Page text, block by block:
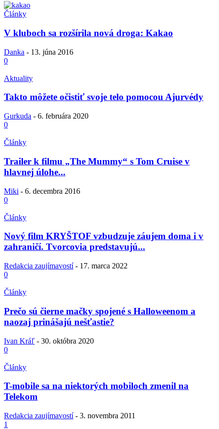
Články
V kluboch sa rozšírila nová droga: Kakao
Danka - 13. júna 2016
0
Aktuality
Takto môžete očistiť svoje telo pomocou Ajurvédy
Gurkuda - 6. februára 2020
0
Články
Trailer k filmu „The Mummy“ s Tom Cruise v
hlavnej úlohe...
Miki - 6. decembra 2016
0
Články
Nový film KRYŠTOF vzbudzuje záujem doma i v
zahraničí. Tvorcovia predstavujú...
Redakcia zaujímavostí - 17. marca 2022
0
Články
Prečo sú čierne mačky spojené s Halloweenom a
naozaj prinášajú nešťastie?
Ivan Kráľ - 30. októbra 2020
0
Články
T-mobile sa na niektorých mobiloch zmenil na
Telekom
Redakcia zaujímavostí - 3. novembra 2011
1